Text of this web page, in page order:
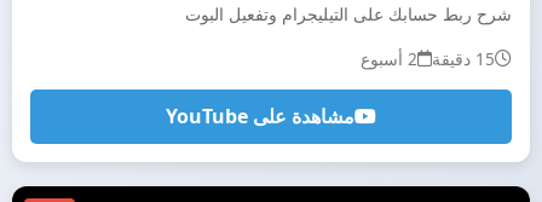
شرح ربط حسابك على التيليجرام وتفعيل البوت
15 دقيقة
2 أسبوع
مشاهدة على YouTube